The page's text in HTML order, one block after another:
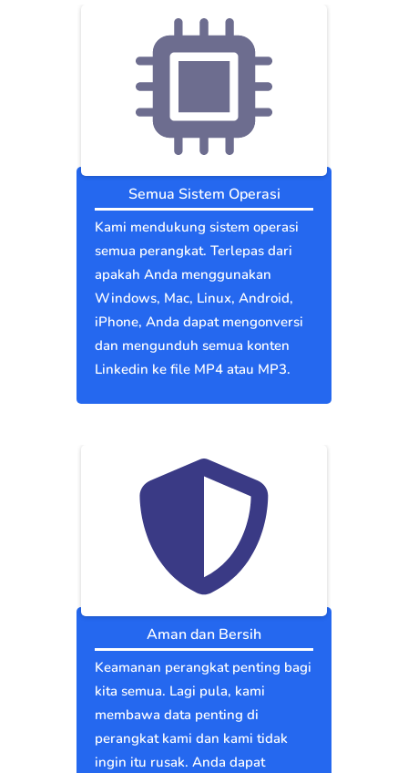
Semua Sistem Operasi
Kami mendukung sistem operasi
semua perangkat. Terlepas dari
apakah Anda menggunakan
Windows, Mac, Linux, Android,
iPhone, Anda dapat mengonversi
dan mengunduh semua konten
Linkedin ke file MP4 atau MP3.
Aman dan Bersih
Keamanan perangkat penting bagi
kita semua. Lagi pula, kami
membawa data penting di
perangkat kami dan kami tidak
ingin itu rusak. Anda dapat